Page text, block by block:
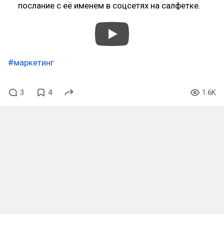
послание с её именем в соцсетях на салфетке.
#маркетинг
3 4 1.6K